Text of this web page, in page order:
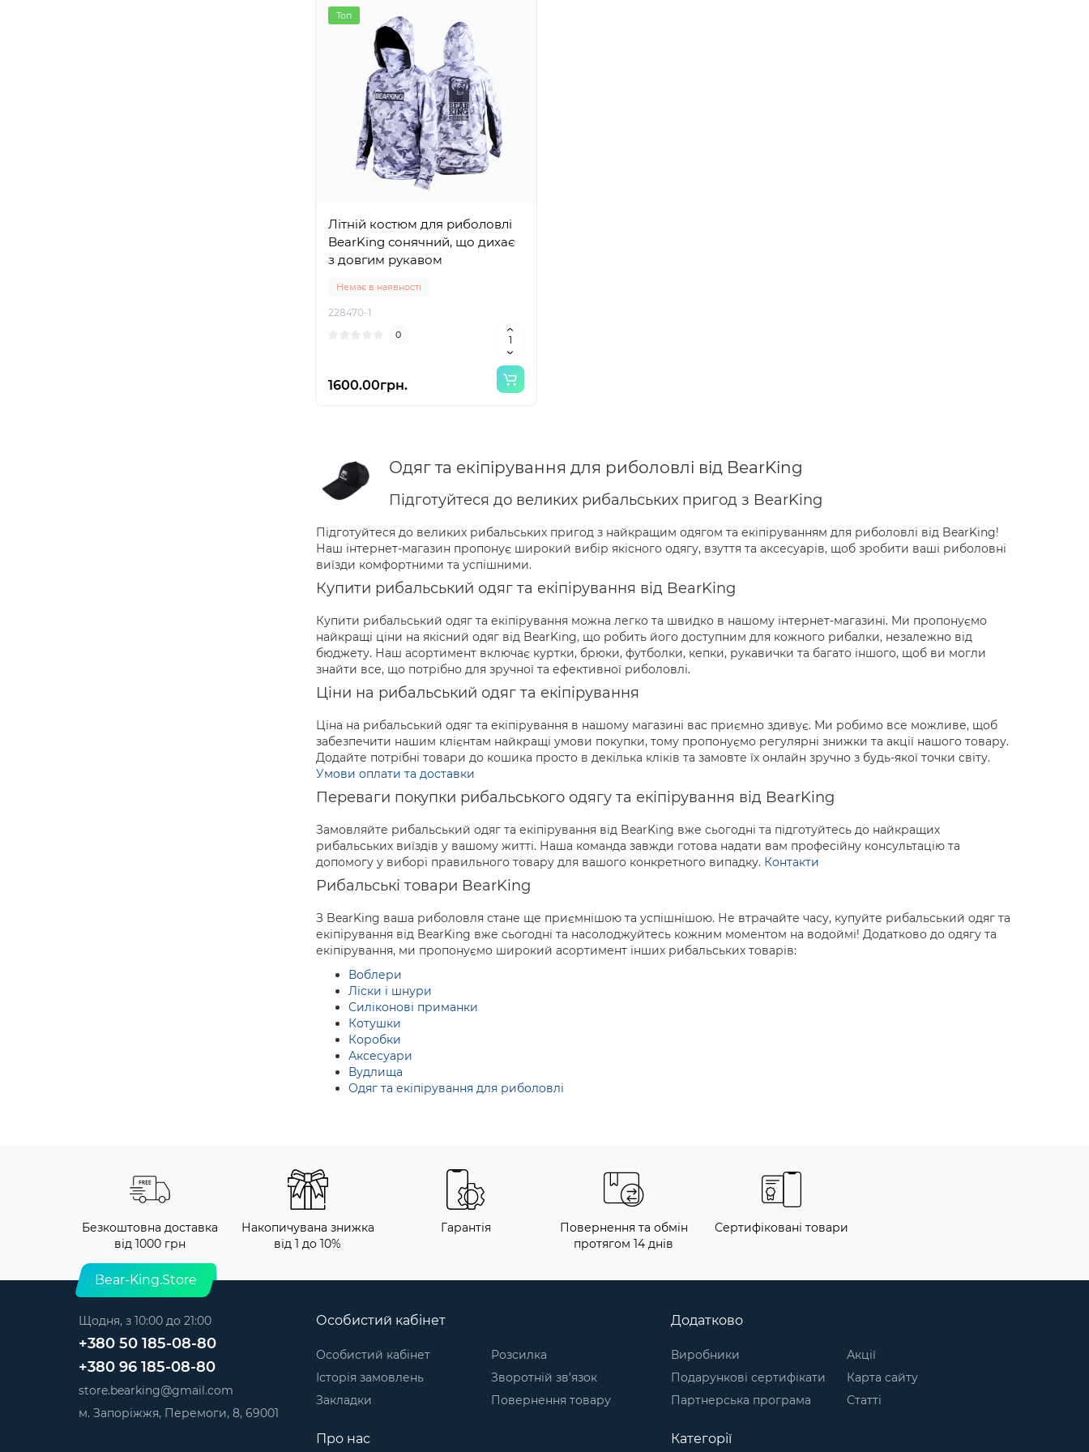
Топ
Літній костюм для риболовлі
BearKing сонячний, що дихає
з довгим рукавом
Немає в наявності
228470-1
0
1600.00грн.
Одяг та екіпірування для риболовлі від BearKing
Підготуйтеся до великих рибальських пригод з BearKing
Підготуйтеся до великих рибальських пригод з найкращим одягом та екіпіруванням для риболовлі від BearKing!
Наш інтернет-магазин пропонує широкий вибір якісного одягу, взуття та аксесуарів, щоб зробити ваші риболовні
виїзди комфортними та успішними.
Купити рибальський одяг та екіпірування від BearKing
Купити рибальський одяг та екіпірування можна легко та швидко в нашому інтернет-магазині. Ми пропонуємо
найкращі ціни на якісний одяг від BearKing, що робить його доступним для кожного рибалки, незалежно від
бюджету. Наш асортимент включає куртки, брюки, футболки, кепки, рукавички та багато іншого, щоб ви могли
знайти все, що потрібно для зручної та ефективної риболовлі.
Ціни на рибальський одяг та екіпірування
Ціна на рибальський одяг та екіпірування в нашому магазині вас приємно здивує. Ми робимо все можливе, щоб
забезпечити нашим клієнтам найкращі умови покупки, тому пропонуємо регулярні знижки та акції нашого товару.
Додайте потрібні товари до кошика просто в декілька кліків та замовте їх онлайн зручно з будь-якої точки світу.
Умови оплати та доставки
Переваги покупки рибальського одягу та екіпірування від BearKing
Замовляйте рибальський одяг та екіпірування від BearKing вже сьогодні та підготуйтесь до найкращих
рибальських виїздів у вашому житті. Наша команда завжди готова надати вам професійну консультацію та
допомогу у виборі правильного товару для вашого конкретного випадку. Контакти
Рибальські товари BearKing
З BearKing ваша риболовля стане ще приємнішою та успішнішою. Не втрачайте часу, купуйте рибальський одяг та
екіпірування від BearKing вже сьогодні та насолоджуйтесь кожним моментом на водоймі! Додатково до одягу та
екіпірування, ми пропонуємо широкий асортимент інших рибальських товарів:
Воблери
Ліски і шнури
Силіконові приманки
Котушки
Коробки
Аксесуари
Вудлища
Одяг та екіпірування для риболовлі
Безкоштовна доставка
від 1000 грн
Накопичувана знижка
від 1 до 10%
Гарантія
Повернення та обмін
протягом 14 днів
Сертифіковані товари
Bear-King.Store
Щодня, з 10:00 до 21:00
+380 50 185-08-80
+380 96 185-08-80
store.bearking@gmail.com
м. Запоріжжя, Перемоги, 8, 69001
Особистий кабінет
Особистий кабінет
Історія замовлень
Закладки
Розсилка
Зворотній зв’язок
Повернення товару
Додатково
Виробники
Подарункові сертифікати
Партнерська програма
Акції
Карта сайту
Статті
Про нас Категорії